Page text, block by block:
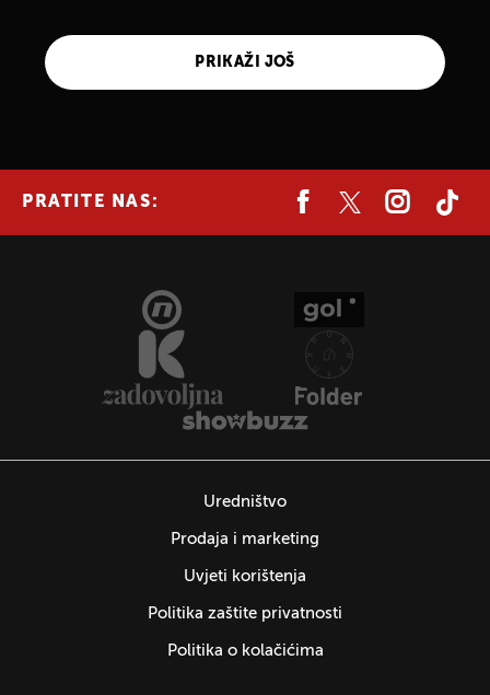
PRIKAŽI JOŠ
PRATITE NAS:
Uredništvo
Prodaja i marketing
Uvjeti korištenja
Politika zaštite privatnosti
Politika o kolačićima